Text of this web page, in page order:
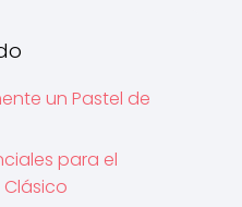
un Pastel de
para el